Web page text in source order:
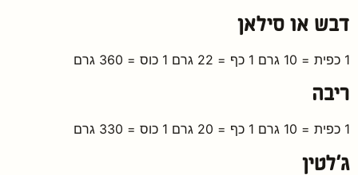
דבש או סילאן
1 כפית = 10 גרם 1 כף = 22 גרם 1 כוס = 360 גרם
ריבה
1 כפית = 10 גרם 1 כף = 20 גרם 1 כוס = 330 גרם
ג'לטין